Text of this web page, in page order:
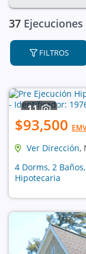
37
FILTROS
11
$93,500 EMV
Ver Dirección,
4 Dorms, 2
Hipotecaria